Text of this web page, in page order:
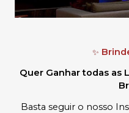
✨
Quer Ganhar todas as
Basta seguir o nosso